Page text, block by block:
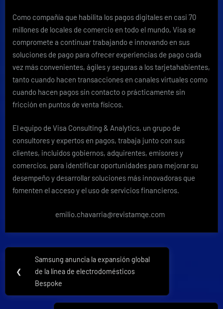
Como compañía que habilita los pagos digitales en casi 70
millones de locales de comercio en todo el mundo, Visa se
compromete a continuar trabajando e innovando en sus
soluciones de pago para ofrecer experiencias de pago cada
vez más convenientes, ágiles y seguras a los tarjetahabientes,
tanto cuando hacen transacciones en canales virtuales como
cuando hacen pagos sin contacto o prácticamente sin
fricción en puntos de venta físicos.
El equipo de Visa Consulting & Analytics, un grupo de
consultores y expertos en pagos, trabaja junto con sus
clientes, incluidos gobiernos, adquirentes, emisores y
comercios, para identificar oportunidades para mejorar su
desempeño y desarrollar soluciones más innovadoras que
fomenten el acceso y el uso de servicios financieros.
emilio.chavarria@revistamqe.com
Navegación
de
entradas
❮
Previous
Post:
Samsung anuncia la expansión global
de la línea de electrodomésticos
Bespoke